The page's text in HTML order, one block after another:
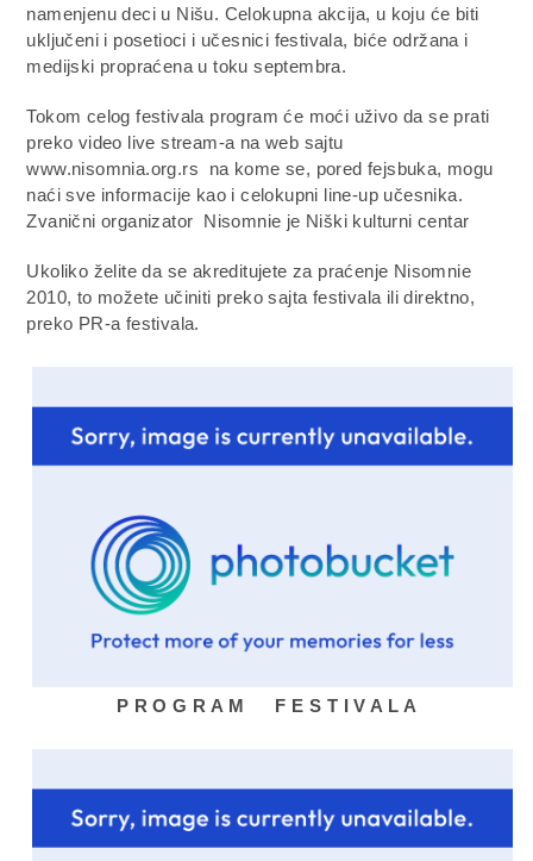
namenjenu deci u Nišu. Celokupna akcija, u koju će biti
uključeni i posetioci i učesnici festivala, biće održana i
medijski propraćena u toku septembra.
Tokom celog festivala program će moći uživo da se prati
preko video live stream-a na web sajtu
www.nisomnia.org.rs na kome se, pored fejsbuka, mogu
naći sve informacije kao i celokupni line-up učesnika.
Zvanični organizator Nisomnie je Niški kulturni centar
Ukoliko želite da se akreditujete za praćenje Nisomnie
2010, to možete učiniti preko sajta festivala ili direktno,
preko PR-a festivala.
P R O G R A M F E S T I V A L A